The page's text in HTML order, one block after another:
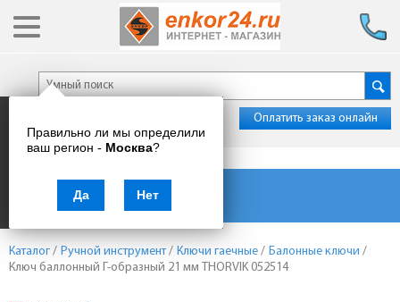
Правильно ли мы определили
ваш регион - Москва?
Да Нет
Оплатить заказ онлайн
Каталог товаров
Каталог / Ручной инструмент/ Ключи гаечные / Балонные ключи /
Ключ баллонный Г-образный 21 мм THORVIK 052514